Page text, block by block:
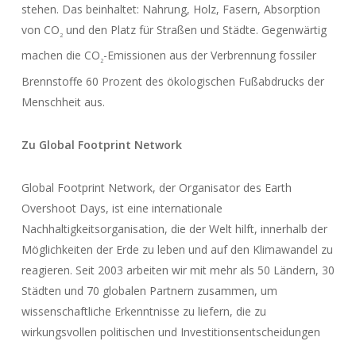
stehen. Das beinhaltet: Nahrung, Holz, Fasern, Absorption
von CO 2 und den Platz für Straßen und Städte. Gegenwärtig
machen die CO2-Emissionen aus der Verbrennung fossiler
Brennstoffe 60 Prozent des ökologischen Fußabdrucks der
Menschheit aus.
Zu Global Footprint Network
Global Footprint Network, der Organisator des Earth
Overshoot Days, ist eine internationale
Nachhaltigkeitsorganisation, die der Welt hilft, innerhalb der
Möglichkeiten der Erde zu leben und auf den Klimawandel zu
reagieren. Seit 2003 arbeiten wir mit mehr als 50 Ländern, 30
Städten und 70 globalen Partnern zusammen, um
wissenschaftliche Erkenntnisse zu liefern, die zu
wirkungsvollen politischen und Investitionsentscheidungen